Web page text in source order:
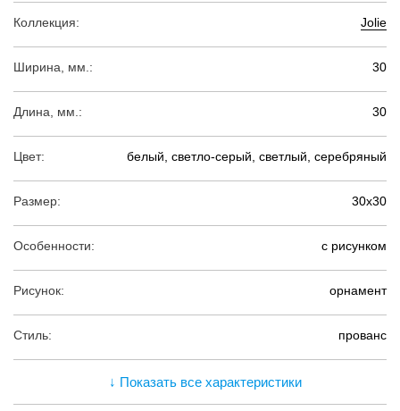
Коллекция: Jolie
Ширина, мм.: 30
Длина, мм.: 30
Цвет: белый, светло-серый, светлый, серебряный
Размер: 30х30
Особенности: с рисунком
Рисунок: орнамент
Стиль: прованс
↓ Показать все характеристики